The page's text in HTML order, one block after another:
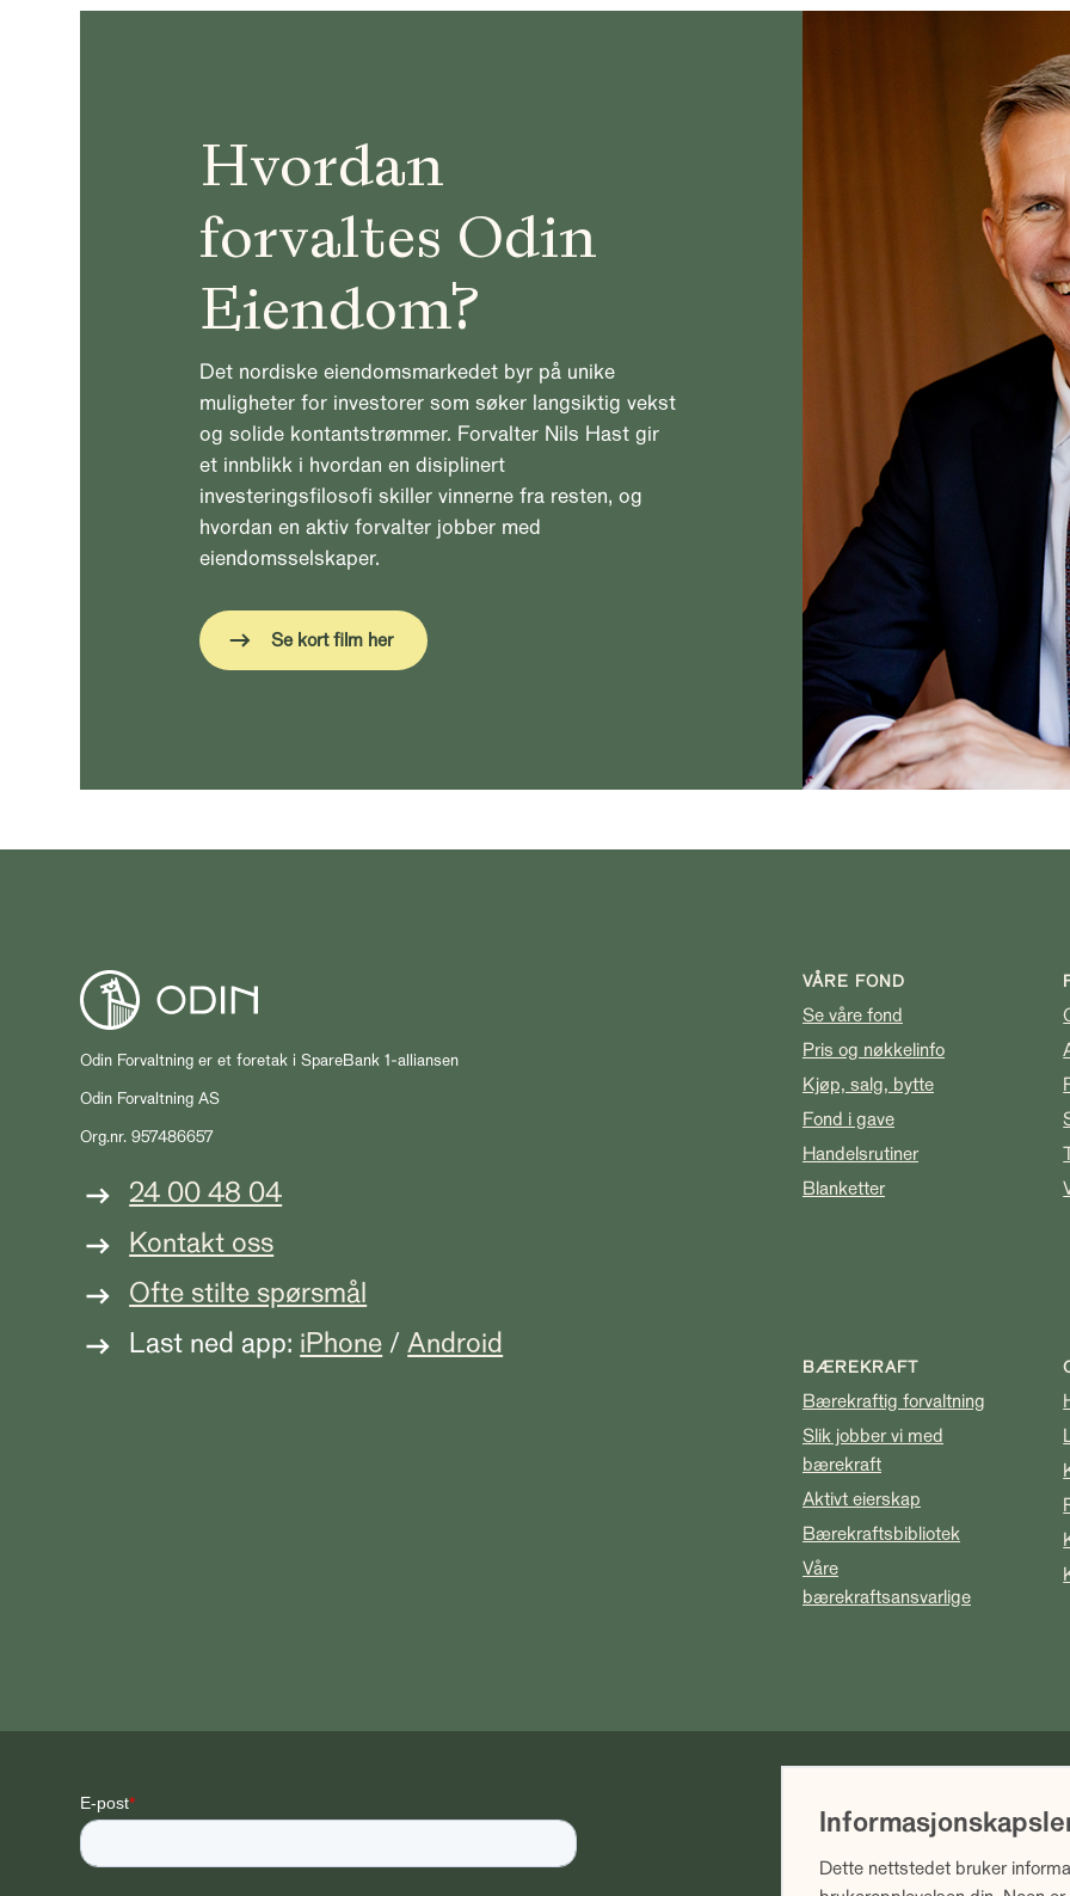
Hvordan
forvaltes Odin
Eiendom?
Det nordiske eiendomsmarkedet byr på unike
muligheter for investorer som søker langsiktig vekst
og solide kontantstrømmer. Forvalter Nils Hast gir
et innblikk i hvordan en disiplinert
investeringsfilosofi skiller vinnerne fra resten, og
hvordan en aktiv forvalter jobber med
eiendomsselskaper.
Se kort film her
Odin Forvaltning er et foretak i SpareBank 1-alliansen
Odin Forvaltning AS
Org.nr. 957486657
24 00 48 04
Kontakt oss
Ofte stilte spørsmål
Last ned app: iPhone /Android
VÅRE FOND
Se våre fond
Pris og nøkkelinfo
Kjøp, salg, bytte
Fond i gave
Handelsrutiner
Blanketter
BÆREKRAFT
Bærekraftig forvaltning
Slik jobber vi med
bærekraft
Aktivt eierskap
Bærekraftsbibliotek
Våre
bærekraftsansvarlige
Vi gjør oppmerksom på at
avkastning. Fremtidig
dyktighet, fondets risiko samt
følge av kurstap. Avkastningen
Dette nettstedet bruker